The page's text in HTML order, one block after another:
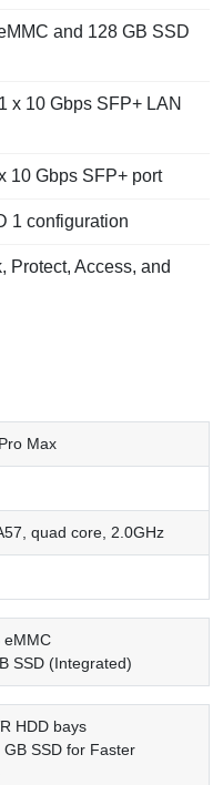
and 128 GB SSD
x 10 Gbps SFP+ LAN
10 Gbps SFP+ port
1 configuration
Protect, Access, and
Max
quad core, 2.0GHz
eMMC
SSD (Integrated)
HDD bays
GB SSD for Faster